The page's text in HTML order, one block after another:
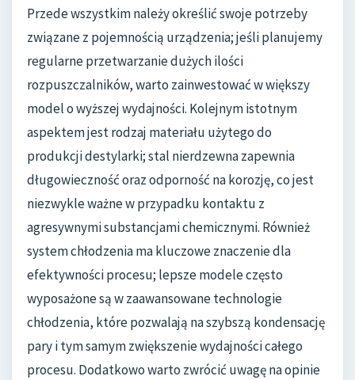
Przede wszystkim należy określić swoje potrzeby
związane z pojemnością urządzenia; jeśli planujemy
regularne przetwarzanie dużych ilości
rozpuszczalników, warto zainwestować w większy
model o wyższej wydajności. Kolejnym istotnym
aspektem jest rodzaj materiału użytego do
produkcji destylarki; stal nierdzewna zapewnia
długowieczność oraz odporność na korozję, co jest
niezwykle ważne w przypadku kontaktu z
agresywnymi substancjami chemicznymi. Również
system chłodzenia ma kluczowe znaczenie dla
efektywności procesu; lepsze modele często
wyposażone są w zaawansowane technologie
chłodzenia, które pozwalają na szybszą kondensację
pary i tym samym zwiększenie wydajności całego
procesu. Dodatkowo warto zwrócić uwagę na opinie